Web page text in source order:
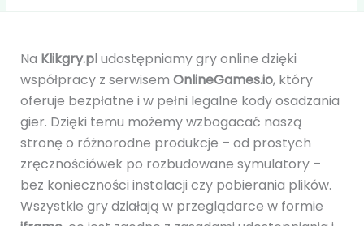
Na Klikgry.pludostępniamy gry online dzięki
współpracy z serwisem OnlineGames.io, który
oferuje bezpłatne i w pełni legalne kody osadzania
gier. Dzięki temu możemy wzbogacać naszą
stronę o różnorodne produkcje – od prostych
zręcznościówek po rozbudowane symulatory –
bez konieczności instalacji czy pobierania plików.
Wszystkie gry działają w przeglądarce w formie